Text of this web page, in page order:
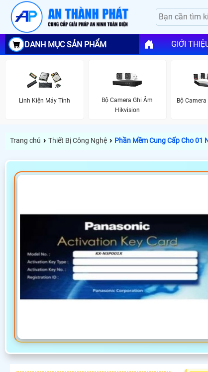
DANH MỤC SẢN PHẨM GIỚI
Linh Kiện Máy Tính
Bộ Camera Ghi Âm
Hikvision
Bộ
Trang chủ › Thiết Bị Công Nghệ › Phần Mềm Cung Cấp Cho 01